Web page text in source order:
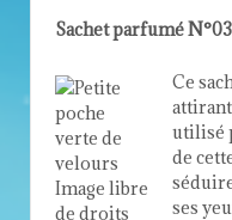
Sachet parfumé N°03
Ce
utilisé
de
ses